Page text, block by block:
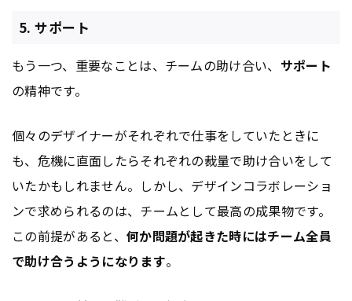
5. サポート
もう一つ、重要なことは、チームの助け合い、 サポート
の精神です。
個々のデザイナーがそれぞれで仕事をしていたときに
も、危機に直面したらそれぞれの裁量で助け合いをして
いたかもしれません。しかし、デザインコラボレーショ
ンで求められるのは、チームとして最高の成果物です。
この前提があると、 何か問題が起きた時にはチーム全員
で助け合うようになります。